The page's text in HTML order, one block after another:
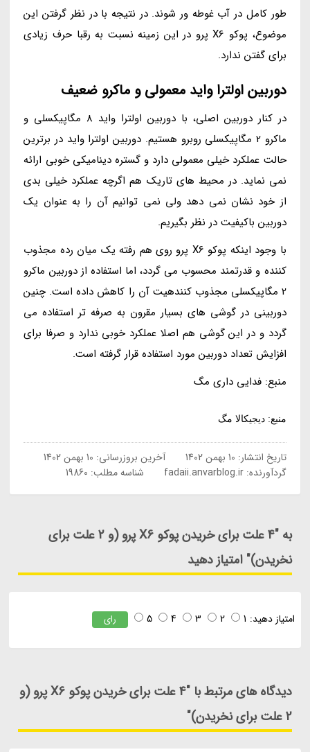
طور کامل در آب غوطه ور شوند. در نتیجه با در نظر گرفتن این
موضوع، پوکو X6 پرو در این زمینه نسبت به رقبا حرف زیادی
برای گفتن ندارد.
دوربین اولترا واید معمولی و ماکرو ضعیف
در کنار دوربین اصلی، با دوربین اولترا واید 8 مگاپیکسلی و
ماکرو 2 مگاپیکسلی روبرو هستیم. دوربین اولترا واید در برترین
حالت عملکرد خیلی معمولی دارد و گستره دینامیکی خوبی ارائه
نمی نماید. در محیط های تاریک هم اگرچه عملکرد خیلی بدی
از خود نشان نمی دهد ولی نمی توانیم آن را به عنوان یک
دوربین باکیفیت در نظر بگیریم.
با وجود اینکه پوکو X6 پرو روی هم رفته یک میان رده مجذوب
کننده و قدرتمند محسوب می گردد، اما استفاده از دوربین ماکرو
2 مگاپیکسلی مجذوب کنندهیت آن را کاهش داده است. چنین
دوربینی در گوشی های بسیار مقرون به صرفه تر استفاده می
گردد و در این گوشی هم اصلا عملکرد خوبی ندارد و صرفا برای
افزایش تعداد دوربین مورد استفاده قرار گرفته است.
منبع: فدایی داری مگ
منبع: دیجیکالا مگ
تاریخ انتشار: 10 بهمن 1402 آخرین بروزرسانی: 10 بهمن 1402
گردآورنده:fadaii.anvarblog.ir شناسه مطلب: 19860
به "4 علت برای خریدن پوکو X6 پرو (و 2 علت برای
نخریدن)" امتیاز دهید
امتیاز دهید: 1
2
3
4
5 رای
دیدگاه های مرتبط با "4 علت برای خریدن پوکو X6 پرو (و
2 علت برای نخریدن)"